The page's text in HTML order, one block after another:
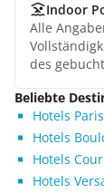
Indoor
Alle
des
Beliebte
Hotels Paris
Hotels
Hotels
Hotels